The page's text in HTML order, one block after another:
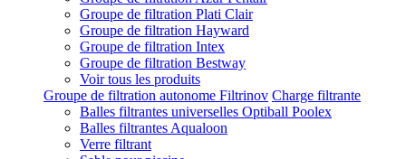
Groupe de filtration Plati Clair
Groupe de filtration Hayward
Groupe de filtration Intex
Groupe de filtration Bestway
Voir tous les produits
Groupe de filtration autonome Filtrinov Charge filtrante
Balles filtrantes universelles Optiball Poolex
Balles filtrantes Aqualoon
Verre filtrant